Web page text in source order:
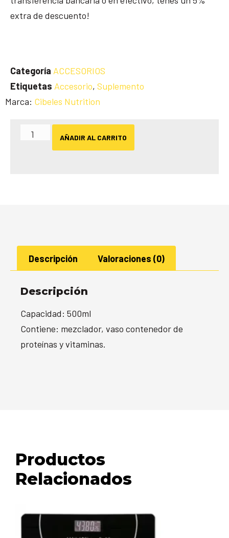
extra de descuento!
Categoría ACCESORIOS
Etiquetas Accesorio, Suplemento
Marca: Cibeles Nutrition
AÑADIR AL CARRITO
Descripción Valoraciones (0)
Descripción
Capacidad: 500ml
Contiene: mezclador, vaso contenedor de
proteínas y vitaminas.
Productos
Relacionados